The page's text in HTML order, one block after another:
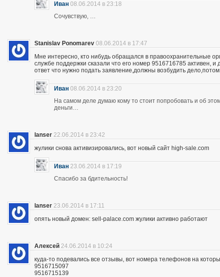
Иван 08.06.2014 в 23:18
Сочувствую, …
Stanislav Ponomarev 08.06.2014 в 17:47
Мне интересно, кто нибудь обращался в правоохранительные
службе поддержки сказали что его номер 9516716785 активен,
ответ что нужно подать заявление,должны возбудить
Иван 08.06.2014 в 23:20
На самом деле думаю кому то стоит попробовать и об
деньги…
lanser 22.06.2014 в 23:42
жулики снова активизировались, вот новый сайт high-sale.com
Иван 23.06.2014 в 17:19
Спасибо за бдительность!
lanser 23.06.2014 в 17:11
опять новый домен: sell-palace.com жулики активно работают
Алексей 24.06.2014 в 10:24
куда-то подевались все отзывы, вот номера телефонов на
9516715097
9516715139